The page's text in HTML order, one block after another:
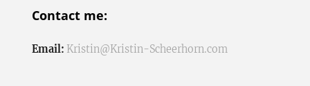
Contact me:
Email: Kristin@Kristin-Scheerhorn.com